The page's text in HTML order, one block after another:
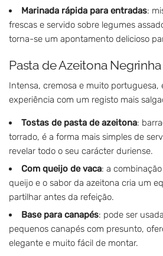
Marinada rápida para entradas:
frescas e servido sobre legumes
torna-se um apontamento delicioso
Pasta de Azeitona
Intensa, cremosa e muito portuguesa,
experiência com um registo mais
Tostas de pasta de azeitona:
torrado, é a forma mais simples de
revelar todo o seu carácter duriense.
Com queijo de vaca: a
queijo e o sabor da azeitona cria um
partilhar antes da refeição.
Base para canapés: pode ser
pequenos canapés com presunto,
elegante e muito fácil de montar.